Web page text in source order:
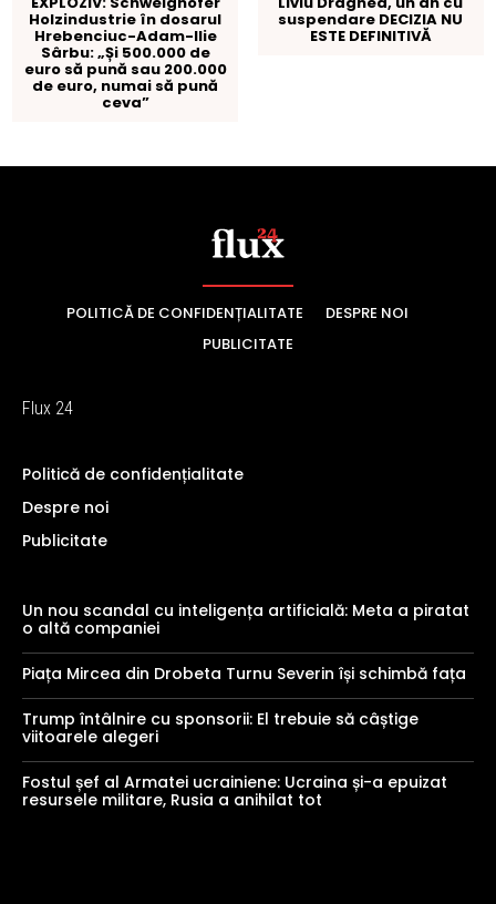
POLITICĂ DE CONFIDENȚIALITATE
DESPRE NOI
PUBLICITATE
Flux 24
Politică de confidențialitate
Despre noi
Publicitate
Un nou scandal cu inteligența artificială: Meta a piratat
o altă companiei
Piața Mircea din Drobeta Turnu Severin își schimbă fața
Trump întâlnire cu sponsorii: El trebuie să câștige
viitoarele alegeri
Fostul șef al Armatei ucrainiene: Ucraina și-a epuizat
resursele militare, Rusia a anihilat tot